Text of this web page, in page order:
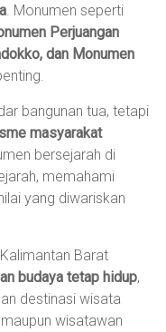
. Monumen seperti
Perjuangan
dan Monumen
bangunan tua, tetapi
masyarakat
bersejarah di
memahami
yang diwariskan
Barat
budaya tetap hidup,
destinasi wisata
wisatawan